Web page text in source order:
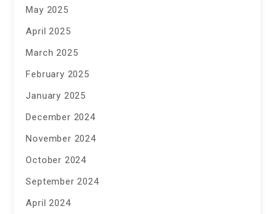
May 2025
April 2025
March 2025
February 2025
January 2025
December 2024
November 2024
October 2024
September 2024
April 2024